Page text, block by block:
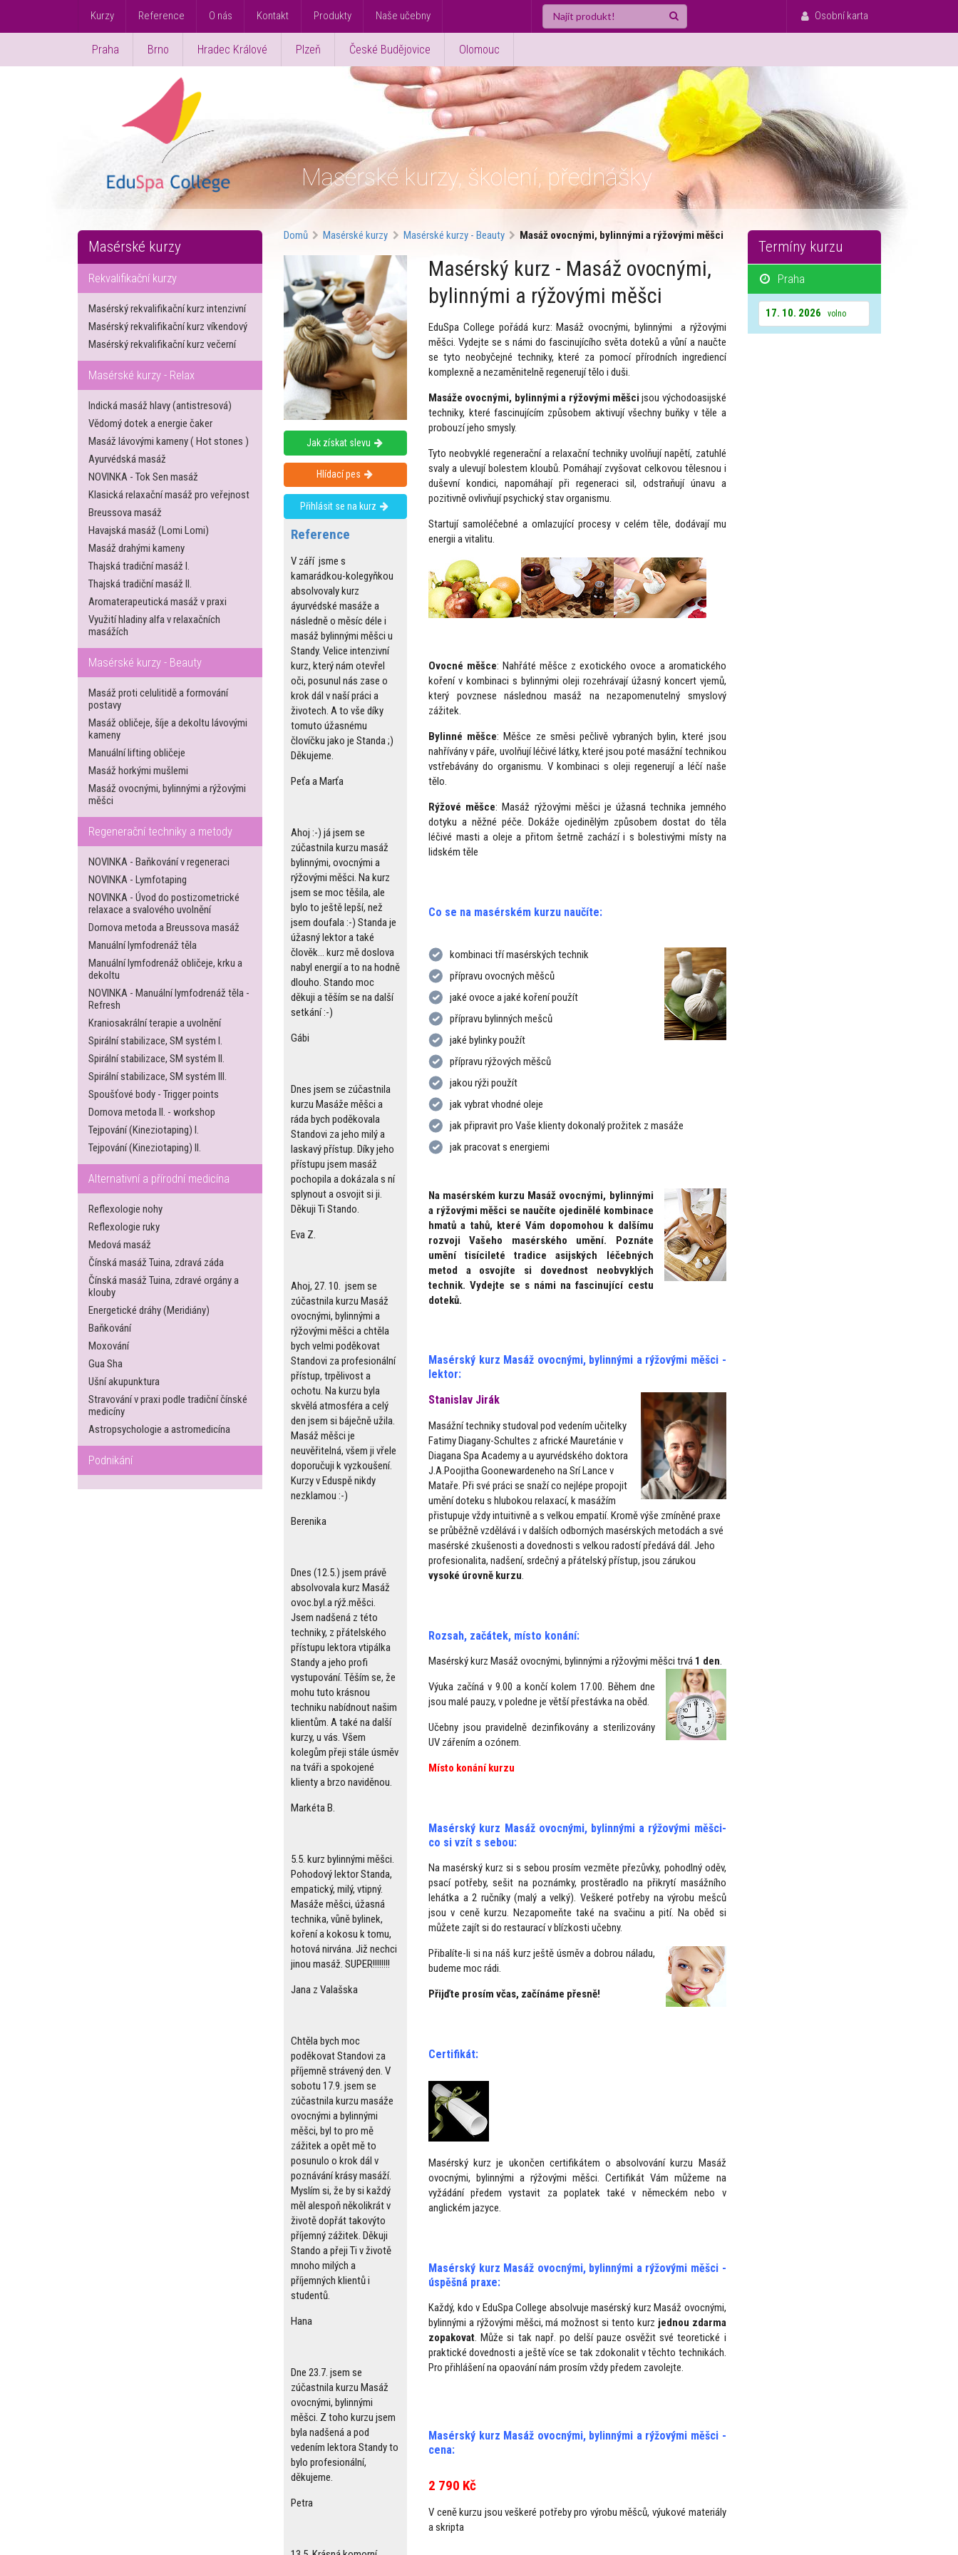
Kurzy Reference O nás Kontakt Produkty Naše učebny Osobní karta
Praha Brno Hradec Králové Plzeň České Budějovice Olomouc
Masérské kurzy, školení, přednášky
Masérské kurzy
Rekvalifikační kurzy
Masérský rekvalifikační kurz intenzivní
Masérský rekvalifikační kurz víkendový
Masérský rekvalifikační kurz večerní
Masérské kurzy - Relax
Indická masáž hlavy (antistresová)
Vědomý dotek a energie čaker
Masáž lávovými kameny ( Hot stones )
Ayurvédská masáž
NOVINKA - Tok Sen masáž
Klasická relaxační masáž pro veřejnost
Breussova masáž
Havajská masáž (Lomi Lomi)
Masáž drahými kameny
Thajská tradiční masáž I.
Thajská tradiční masáž II.
Aromaterapeutická masáž v praxi
Využití hladiny alfa v relaxačních
masážích
Masérské kurzy - Beauty
Masáž proti celulitidě a formování
postavy
Masáž obličeje, šíje a dekoltu lávovými
kameny
Manuální lifting obličeje
Masáž horkými mušlemi
Masáž ovocnými, bylinnými a rýžovými
měšci
Regenerační techniky a metody
NOVINKA - Baňkování v regeneraci
NOVINKA - Lymfotaping
NOVINKA - Úvod do postizometrické
relaxace a svalového uvolnění
Dornova metoda a Breussova masáž
Manuální lymfodrenáž těla
Manuální lymfodrenáž obličeje, krku a
dekoltu
NOVINKA - Manuální lymfodrenáž těla -
Refresh
Kraniosakrální terapie a uvolnění
Spirální stabilizace, SM systém I.
Spirální stabilizace, SM systém II.
Spirální stabilizace, SM systém III.
Spoušťové body - Trigger points
Dornova metoda II. - workshop
Tejpování (Kineziotaping) I.
Tejpování (Kineziotaping) II.
Alternativní a přírodní medicína
Reflexologie nohy
Reflexologie ruky
Medová masáž
Čínská masáž Tuina, zdravá záda
Čínská masáž Tuina, zdravé orgány a
klouby
Energetické dráhy (Meridiány)
Baňkování
Moxování
Gua Sha
Ušní akupunktura
Stravování v praxi podle tradiční čínské
medicíny
Astropsychologie a astromedicína
Podnikání
Domů Masérské kurzy Masérské kurzy - Beauty Masáž ovocnými, bylinnými a rýžovými měšci
Jak získat slevu
Hlídací pes
Přihlásit se na kurz
Reference
V září jsme s
kamarádkou-kolegyňkou
absolvovaly kurz
áyurvédské masáže a
následně o měsíc déle i
masáž bylinnými měšci u
Standy. Velice intenzivní
kurz, který nám otevřel
oči, posunul nás zase o
krok dál v naší práci a
životech. A to vše díky
tomuto úžasnému
človíčku jako je Standa ;)
Děkujeme.
Peťa a Marťa
Ahoj :-) já jsem se
zúčastnila kurzu masáž
bylinnými, ovocnými a
rýžovými měšci. Na kurz
jsem se moc těšila, ale
bylo to ještě lepší, než
jsem doufala :-) Standa je
úžasný lektor a také
člověk... kurz mě doslova
nabyl energií a to na hodně
dlouho. Stando moc
děkuji a těším se na další
setkání :-)
Gábi
Dnes jsem se zúčastnila
kurzu Masáže měšci a
ráda bych poděkovala
Standovi za jeho milý a
laskavý přístup. Díky jeho
přístupu jsem masáž
pochopila a dokázala s ní
splynout a osvojit si ji.
Děkuji Ti Stando.
Eva Z.
Ahoj, 27. 10. jsem se
zúčastnila kurzu Masáž
ovocnými, bylinnými a
rýžovými měšci a chtěla
bych velmi poděkovat
Standovi za profesionální
přístup, trpělivost a
ochotu. Na kurzu byla
skvělá atmosféra a celý
den jsem si báječně užila.
Masáž měšci je
neuvěřitelná, všem ji vřele
doporučuji k vyzkoušení.
Kurzy v Eduspě nikdy
nezklamou :-)
Berenika
Dnes (12.5.) jsem právě
absolvovala kurz Masáž
ovoc.byl.a rýž.měšci.
Jsem nadšená z této
techniky, z přátelského
přístupu lektora vtipálka
Standy a jeho profi
vystupování. Těším se, že
mohu tuto krásnou
techniku nabídnout našim
klientům. A také na další
kurzy, u vás. Všem
kolegům přeji stále úsměv
na tváři a spokojené
klienty a brzo naviděnou.
Markéta B.
5.5. kurz bylinnými měšci.
Pohodový lektor Standa,
empatický, milý, vtipný.
Masáže měšci, úžasná
technika, vůně bylinek,
koření a kokosu k tomu,
hotová nirvána. Již nechci
jinou masáž. SUPER!!!!!!!!
Jana z Valašska
Chtěla bych moc
poděkovat Standovi za
příjemně strávený den. V
sobotu 17.9. jsem se
zúčastnila kurzu masáže
ovocnými a bylinnými
měšci, byl to pro mě
zážitek a opět mě to
posunulo o krok dál v
poznávání krásy masáží.
Myslím si, že by si každý
měl alespoň několikrát v
životě dopřát takovýto
příjemný zážitek. Děkuji
Stando a přeji Ti v životě
mnoho milých a
příjemných klientů i
studentů.
Hana
Dne 23.7. jsem se
zúčastnila kurzu Masáž
ovocnými, bylinnými
měšci. Z toho kurzu jsem
byla nadšená a pod
vedením lektora Standy to
bylo profesionální,
děkujeme.
Petra
Masérský kurz - Masáž ovocnými,
bylinnými a rýžovými měšci
EduSpa College pořádá kurz: Masáž ovocnými, bylinnými a rýžovými
měšci. Vydejte se s námi do fascinujícího světa doteků a vůní a naučte
se tyto neobyčejné techniky, které za pomocí přírodních ingrediencí
komplexně a nezaměnitelně regenerují tělo i duši.
Masáže ovocnými, bylinnými a rýžovými měšci jsou východoasijské
techniky, které fascinujícím způsobem aktivují všechny buňky v těle a
probouzí jeho smysly.
Tyto neobvyklé regenerační a relaxační techniky uvolňují napětí, zatuhlé
svaly a ulevují bolestem kloubů. Pomáhají zvyšovat celkovou tělesnou i
duševní kondici, napomáhají při regeneraci sil, odstraňují únavu a
pozitivně ovlivňují psychický stav organismu.
Startují samoléčebné a omlazující procesy v celém těle, dodávají mu
energii a vitalitu.
Ovocné měšce: Nahřáté měšce z exotického ovoce a aromatického
koření v kombinaci s bylinnými oleji rozehrávají úžasný koncert vjemů,
který povznese následnou masáž na nezapomenutelný smyslový
zážitek.
Bylinné měšce: Měšce ze směsi pečlivě vybraných bylin, které jsou
nahřívány v páře, uvolňují léčivé látky, které jsou poté masážní technikou
vstřebávány do organismu. V kombinaci s oleji regenerují a léčí naše
tělo.
Rýžové měšce: Masáž rýžovými měšci je úžasná technika jemného
dotyku a něžné péče. Dokáže ojedinělým způsobem dostat do těla
léčivé masti a oleje a přitom šetrně zachází i s bolestivými místy na
lidském těle
Co se na masérském kurzu naučíte:
kombinaci tří masérských technik
přípravu ovocných měšců
jaké ovoce a jaké koření použít
přípravu bylinných mešců
jaké bylinky použít
přípravu rýžových měšců
jakou rýži použít
jak vybrat vhodné oleje
jak připravit pro Vaše klienty dokonalý prožitek z masáže
jak pracovat s energiemi
Na masérském kurzu Masáž ovocnými, bylinnými
a rýžovými měšci se naučíte ojedinělé kombinace
hmatů a tahů, které Vám dopomohou k dalšímu
rozvoji Vašeho masérského umění. Poznáte
umění tisícileté tradice asijských léčebných
metod a osvojíte si dovednost neobvyklých
technik. Vydejte se s námi na fascinující cestu
doteků.
Masérský kurz Masáž ovocnými, bylinnými a rýžovými měšci -
lektor:
Stanislav Jirák
Masážní techniky studoval pod vedením učitelky
Fatimy Diagany-Schultes z africké Mauretánie v
Diagana Spa Academy a u ayurvédského doktora
J.A.Poojitha Goonewardeneho na Srí Lance v
Mataře. Při své práci se snaží co nejlépe propojit
umění doteku s hlubokou relaxací, k masážím
přistupuje vždy intuitivně a s velkou empatií. Kromě výše zmíněné praxe
se průběžně vzdělává i v dalších odborných masérských metodách a své
masérské zkušenosti a dovednosti s velkou radostí předává dál. Jeho
profesionalita, nadšení, srdečný a přátelský přístup, jsou zárukou
vysoké úrovně kurzu.
Rozsah, začátek, místo konání:
Masérský kurz Masáž ovocnými, bylinnými a rýžovými měšci trvá 1 den.
Výuka začíná v 9.00 a končí kolem 17.00. Během dne
jsou malé pauzy, v poledne je větší přestávka na oběd.
Učebny jsou pravidelně dezinfikovány a sterilizovány
UV zářením a ozónem.
Místo konáníkurzu
Masérský kurz Masáž ovocnými, bylinnými a rýžovými měšci-
co si vzít s sebou:
Na masérský kurz si s sebou prosím vezměte přezůvky, pohodlný oděv,
psací potřeby, sešit na poznámky, prostěradlo na přikrytí masážního
lehátka a 2 ručníky (malý a velký). Veškeré potřeby na výrobu mešců
jsou v ceně kurzu. Nezapomeňte také na svačinu a pití. Na oběd si
můžete zajít si do restaurací v blízkosti učebny.
Přibalíte-li si na náš kurz ještě úsměv a dobrou náladu,
budeme moc rádi.
Přijďte prosím včas, začínáme přesně!
Certifikát:
Masérský kurz je ukončen certifikátem o absolvování kurzu Masáž
ovocnými, bylinnými a rýžovými měšci. Certifikát Vám můžeme na
vyžádání předem vystavit za poplatek také v německém nebo v
anglickém jazyce.
Masérský kurz Masáž ovocnými, bylinnými a rýžovými měšci -
úspěšná praxe:
Každý, kdo v EduSpa College absolvuje masérský kurz Masáž ovocnými,
bylinnými a rýžovými měšci, má možnost si tento kurz jednou zdarma
zopakovat. Může si tak např. po delší pauze osvěžit své teoretické i
praktické dovednosti a ještě více se tak zdokonalit v těchto technikách.
Pro přihlášení na opaování nám prosím vždy předem zavolejte.
Masérský kurz Masáž ovocnými, bylinnými a rýžovými měšci -
cena:
2 790 Kč
V ceně kurzu jsou veškeré potřeby pro výrobu měšců, výukové materiály
a skripta
Termíny kurzu
Praha
17. 10. 2026 volno